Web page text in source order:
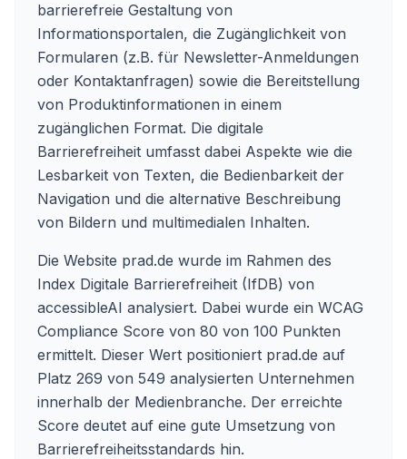
barrierefreie Gestaltung von
Informationsportalen, die Zugänglichkeit von
Formularen (z.B. für Newsletter-Anmeldungen
oder Kontaktanfragen) sowie die Bereitstellung
von Produktinformationen in einem
zugänglichen Format. Die digitale
Barrierefreiheit umfasst dabei Aspekte wie die
Lesbarkeit von Texten, die Bedienbarkeit der
Navigation und die alternative Beschreibung
von Bildern und multimedialen Inhalten.
Die Website prad.de wurde im Rahmen des
Index Digitale Barrierefreiheit (IfDB) von
accessibleAI analysiert. Dabei wurde ein WCAG
Compliance Score von 80 von 100 Punkten
ermittelt. Dieser Wert positioniert prad.de auf
Platz 269 von 549 analysierten Unternehmen
innerhalb der Medienbranche. Der erreichte
Score deutet auf eine gute Umsetzung von
Barrierefreiheitsstandards hin.